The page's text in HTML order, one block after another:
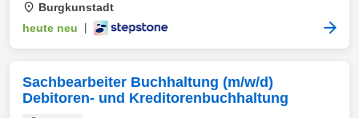
Burgkunstadt
heute neu
Sachbearbeiter Buchhaltung (m/w/d)
Debitoren- und Kreditorenbuchhaltung